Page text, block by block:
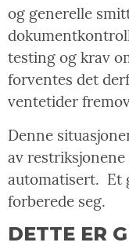
og generelle
testing og krav
forventes det
ventetider
Denne
av
automatisert. Et
forberede seg.
DETTE ER